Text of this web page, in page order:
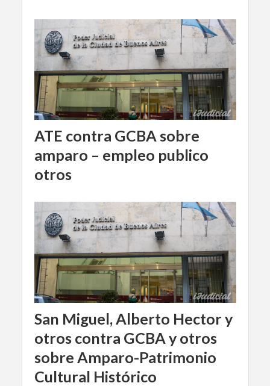
ATE contra GCBA sobre
amparo – empleo publico
otros
San Miguel, Alberto Hector y
otros contra GCBA y otros
sobre Amparo-Patrimonio
Cultural Histórico